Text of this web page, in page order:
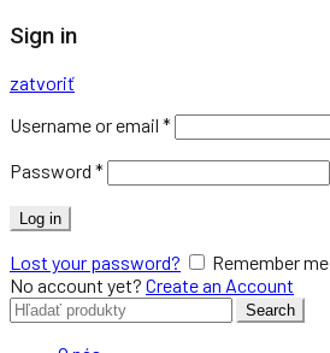
Sign in
zatvoriť
Username or email *
Password *
Log in
Lost your password?
Remember me
No account yet? Create an Account
Search
for:
Search